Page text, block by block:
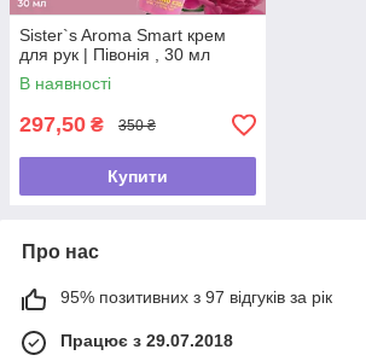
Sister`s Aroma Smart крем
для рук | Півонія , 30 мл
В наявності
297,50 ₴ 350 ₴
Купити
Про нас
95% позитивних з 97 відгуків за рік
Працює з 29.07.2018